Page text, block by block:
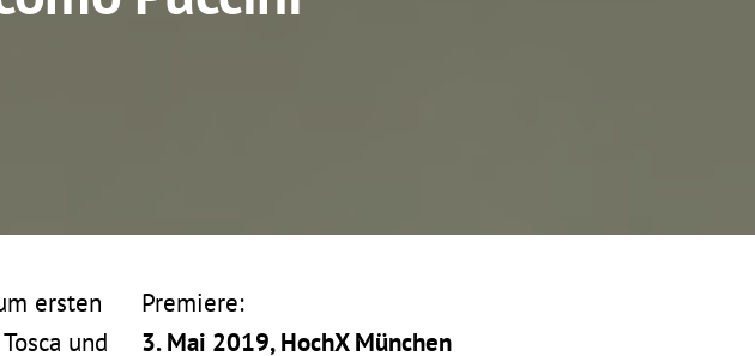
ersten
Tosca und
Premiere:
3. Mai 2019, HochX München